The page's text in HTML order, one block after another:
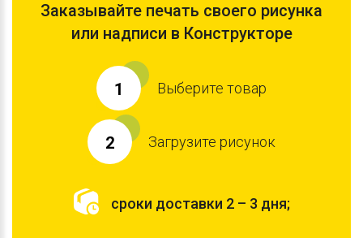
Заказывайте печать своего рисунка
или надписи в Конструкторе
1 Выберите товар
2 Загрузите рисунок
сроки доставки 2 – 3 дня;